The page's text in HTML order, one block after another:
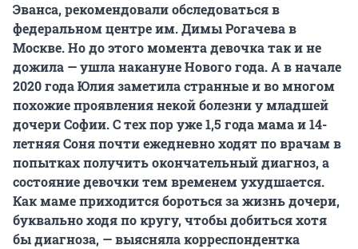
Эванса, рекомендовали обследоватьсяв
федеральном центре им. Димы Рогачевав
Москве. Но до этого момента девочка так и не
дожила — ушла накануне Нового года. А в начале
2020 года Юлия заметила странные и во многом
похожие проявления некой болезни у младшей
дочери Софии. С тех пор уже 1,5 года мама и 14-
летняя Соня почти ежедневно ходят по врачам в
попытках получить окончательный диагноз, а
состояние девочки тем временем ухудшается.
Как маме приходится бороться за жизнь дочери,
буквально ходя по кругу, чтобы добиться хотя
бы диагноза, — выясняла корреспондентка